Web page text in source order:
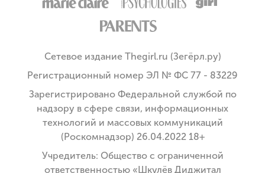
Сетевое издание Thegirl.ru (Зегёрл.ру)
Регистрационный номер ЭЛ № ФС 77 - 83229
Зарегистрировано Федеральной службой по
надзору в сфере связи, информационных
технологий и массовых коммуникаций
(Роскомнадзор) 26.04.2022 18+
Учредитель: Общество с ограниченной
ответственностью «Шкулёв Диджитал